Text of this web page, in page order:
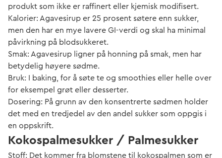
produkt som ikke er raffinert eller kjemisk modifisert.
Kalorier: Agavesirup er 25 prosent søtere enn sukker,
men den har en mye lavere GI-verdi og skal ha minimal
påvirkning på blodsukkeret.
Smak: Agavesirup ligner på honning på smak, men har
betydelig høyere sødme.
Bruk: I baking, for å søte te og smoothies eller helle over
for eksempel grøt eller desserter.
Dosering: På grunn av den konsentrerte sødmen holder
det med en tredjedel av den andel sukker som oppgis i
en oppskrift.
Kokospalmesukker / Palmesukker
Stoff: Det kommer fra blomstene til kokospalmen som er